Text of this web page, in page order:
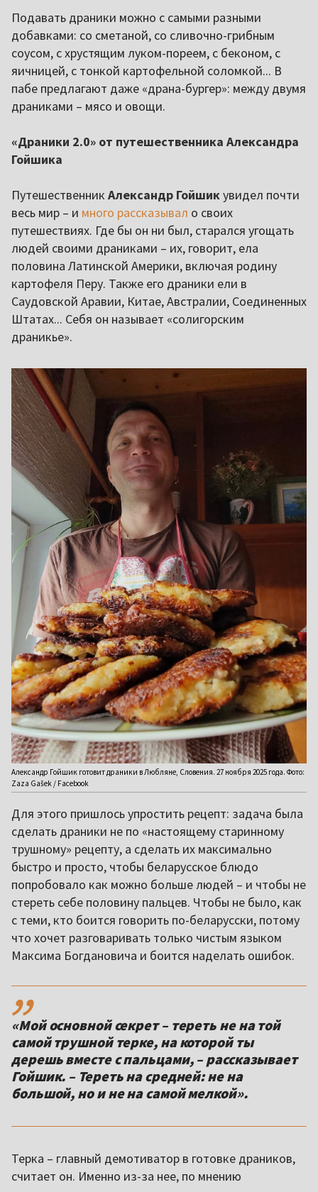
Подавать драники можно с самыми разными
добавками: со сметаной, со сливочно-грибным
соусом, с хрустящим луком-пореем, с беконом, с
яичницей, с тонкой картофельной соломкой... В
пабе предлагают даже «драна-бургер»: между двумя
драниками – мясо и овощи.
«Драники 2.0» от путешественника Александра
Гойшика
Путешественник Александр Гойшикувидел почти
весь мир – и много рассказывал о своих
путешествиях. Где бы он ни был, старался угощать
людей своими драниками – их, говорит, ела
половина Латинской Америки, включая родину
картофеля Перу. Также его драники ели в
Саудовской Аравии, Китае, Австралии, Соединенных
Штатах... Себя он называет «солигорским
драникье».
Александр Гойшик готовит драники в Любляне, Словения. 27 ноября 2025 года. Фото:
Zaza Gašek / Facebook
Для этого пришлось упростить рецепт: задача была
сделать драники не по «настоящему старинному
трушному» рецепту, а сделать их максимально
быстро и просто, чтобы беларусское блюдо
попробовало как можно больше людей – и чтобы не
стереть себе половину пальцев. Чтобы не было, как
с теми, кто боится говорить по-беларусски, потому
что хочет разговаривать только чистым языком
Максима Богдановича и боится наделать ошибок.
,,
«Мой основной секрет – тереть не на той
самой трушной терке, на которой ты
дерешь вместе с пальцами, – рассказывает
Гойшик. – Тереть на средней: не на
большой, но и не на самой мелкой».
Терка – главный демотиватор в готовке драников,
считает он. Именно из-за нее, по мнению